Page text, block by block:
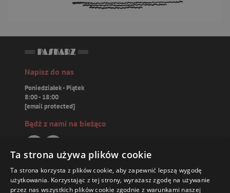
Napisz do nas
Poniedziałek - Piątek
8:00 - 18:00
[email protected]
Bądź z nami na bieżąco
Paskarz.pl
Ta strona używa plików cookie
Ta strona korzysta z plików cookie, aby zapewnić lepszą wygodę
użytkowania. Korzystając z tej strony, wyrażasz zgodę na używanie
przez nas wszystkich plików cookie zgodnie z warunkami naszej